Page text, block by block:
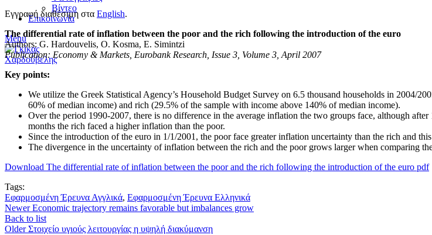
Βίντεο
Επικοινωνία
Menu
Εγγραφή διαθέσιμη στα English.
The differential rate of inflation between the poor and the rich following the introduction of the euro
Authors: G. Hardouvelis, O. Kosma, E. Simintzi
Publication: Economy & Markets, Eurobank Research, Issue 3, Volume 3, April 2007
Key points:
We utilize the Greek Statistical Agency’s Household Budget Survey on 6.5 thousand households in 2004/
60% of median income) and rich (29.5% of the sample with income above 140% of median income).
Over the period 1990-2007, there is no difference in the average inflation the two groups face, although
months the rich faced a higher inflation than the poor.
Since the introduction of the euro in 1/1/2001, the poor face greater inflation uncertainty than the rich and
The divergence in the uncertainty of inflation between the rich and the poor grows larger when comparing
Download The differential rate of inflation between the poor and the rich following the introduction of the euro pdf
Tags:
Εφαρμοσμένη Έρευνα Αγγλικά, Εφαρμοσμένη Έρευνα Ελληνικά
Newer Economic trajectory remains favorable but imbalances grow
Back to list
Older Στοιχείο υγιούς λειτουργίας η υψηλή διακύμανση